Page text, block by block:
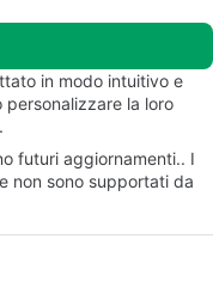
in modo intuitivo e
la loro
futuri aggiornamenti.. I
non sono supportati da